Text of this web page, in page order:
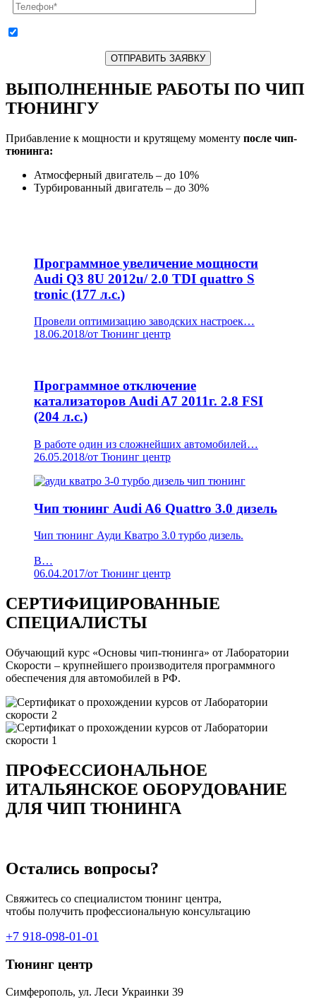
ВЫПОЛНЕННЫЕ РАБОТЫ ПО ЧИП
ТЮНИНГУ
Прибавление к мощности и крутящему моменту после чип-
тюнинга:
Атмосферный двигатель – до 10%
Турбированный двигатель – до 30%
Программное увеличение мощности
Audi Q3 8U 2012u/ 2.0 TDI quattro S
tronic (177 л.с.)
Провели оптимизацию заводских настроек…
18.06.2018/от Тюнинг центр
Программное отключение
катализаторов Audi A7 2011г. 2.8 FSI
(204 л.с.)
В работе один из сложнейших автомобилей…
26.05.2018/от Тюнинг центр
Чип тюнинг Audi A6 Quattro 3.0 дизель
Чип тюнинг Ауди Кватро 3.0 турбо дизель.
В…
06.04.2017/от Тюнинг центр
СЕРТИФИЦИРОВАННЫЕ
СПЕЦИАЛИСТЫ
Обучающий курс «Основы чип-тюнинга» от Лаборатории
Скорости – крупнейшего производителя программного
обеспечения для автомобилей в РФ.
ПРОФЕССИОНАЛЬНОЕ
ИТАЛЬЯНСКОЕ ОБОРУДОВАНИЕ
ДЛЯ ЧИП ТЮНИНГА
Остались вопросы?
Свяжитесь со специалистом тюнинг центра,
чтобы получить профессиональную консультацию
+7 918-098-01-01
Тюнинг центр
Симферополь, ул. Леси Украинки 39